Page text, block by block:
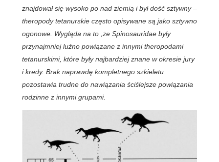
znajdował się wysoko po nad ziemią i był dość sztywny –
theropody tetanurskie często opisywane są jako sztywno
ogonowe. Wygląda na to ,że Spinosauridae były
przynajmniej luźno powiązane z innymi theropodami
tetanurskimi, które były najbardziej znane w okresie jury
i kredy. Brak naprawdę kompletnego szkieletu
pozostawia trudne do nawiązania ściślejsze powiązania
rodzinne z innymi grupami.